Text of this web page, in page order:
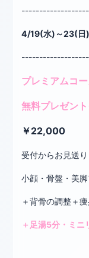
4/19(水)～23(日)
プレミアムコ
無料プレゼン
￥22,000
受付からお見送
小顔・骨盤・美
＋背骨の調整＋
＋足湯5分・ミニ